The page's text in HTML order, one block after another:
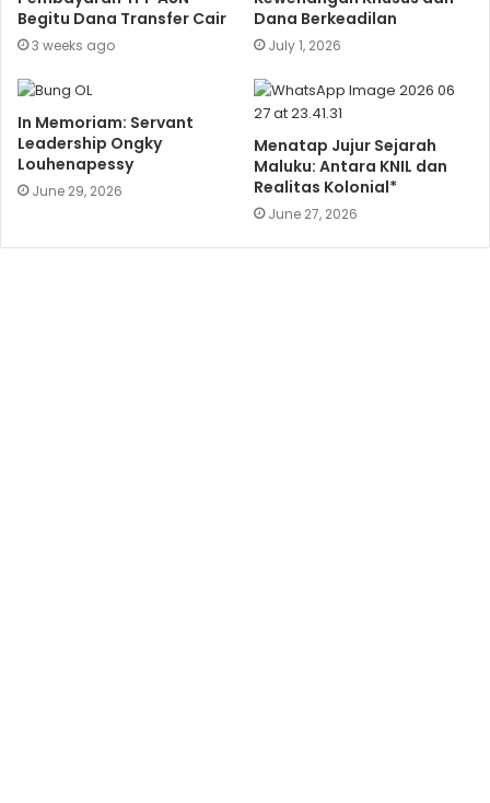
Begitu Dana Transfer Cair
3 weeks ago
Dana Berkeadilan
July 1, 2026
In Memoriam: Servant
Leadership Ongky
Louhenapessy
June 29, 2026
Menatap Jujur Sejarah
Maluku: Antara KNIL dan
Realitas Kolonial*
June 27, 2026